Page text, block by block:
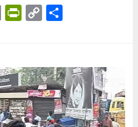
EmailPrintFriendly
Copy
Link